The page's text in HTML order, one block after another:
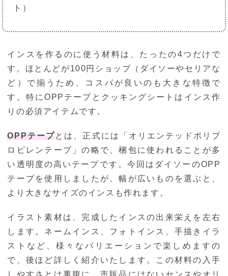
ト）
インスを作るのに使う材料は、たったの4つだけで
す。ほとんどが100円ショップ（ダイソーやセリアな
ど）で揃うため、コスパが良いのも大きな特徴で
す。特にOPPテープとクッキングシートはインス作
りの必須アイテムです。
OPPテープとは、正式には「オリエンテッドポリプ
ロピレンテープ」の略で、梱包に使われることが多
い透明度の高いテープです。今回はダイソーのOPP
テープを使用しましたが、幅が広いものを選ぶと、
より大きなサイズのインスも作れます。
イラスト素材は、完成したインスの出来栄えを左右
します。ネームインス、フォトインス、手描きイラ
ストなど、様々なバリエーションで楽しめますの
で、後ほど詳しく紹介いたします。この材料の入手
しやすさとは裏腹に、市販品にはないセンスやオリ